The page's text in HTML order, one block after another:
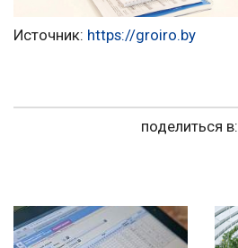
Источник: https://groiro.by
поделиться в: